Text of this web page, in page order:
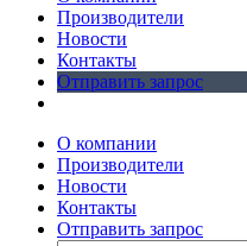
Производители
Новости
Контакты
Отправить запрос
О компании
Производители
Новости
Контакты
Отправить запрос